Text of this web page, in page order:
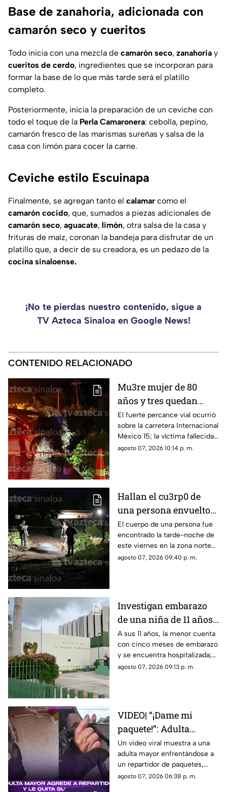
Base de zanahoria, adicionada con
camarón seco y cueritos
Todo inicia con una mezcla de camarón seco, zanahoria y
cueritos de cerdo, ingredientes que se incorporan para
formar la base de lo que más tarde será el platillo
completo.
Posteriormente, inicia la preparación de un ceviche con
todo el toque de la Perla Camaronera: cebolla, pepino,
camarón fresco de las marismas sureñas y salsa de la
casa con limón para cocer la carne.
Ceviche estilo Escuinapa
Finalmente, se agregan tanto el calamar como el
camarón cocido, que, sumados a piezas adicionales de
camarón seco, aguacate, limón, otra salsa de la casa y
frituras de maíz, coronan la bandeja para disfrutar de un
platillo que, a decir de su creadora, es un pedazo de la
cocina sinaloense.
¡No te pierdas nuestro contenido, sigue a
TV Azteca Sinaloa en Google News!
CONTENIDO RELACIONADO
Mu3re mujer de 80
años y tres quedan
h3ridos tras aparatoso
choque en Limón de los
Ramos, Culiacán
El fuerte percance vial ocurrió
sobre la carretera Internacional
México 15; la víctima fallecida
ya fue identificada en el sitio
agosto 07, 2026 10:14 p. m.
Hallan el cu3rp0 de
una persona envuelto
en colchonetas, en Los
Cerritos, Culiacán
El cuerpo de una persona fue
encontrado la tarde-noche de
este viernes en la zona norte
de Culiacán
agosto 07, 2026 09:40 p. m.
Investigan embarazo
de una niña de 11 años;
Nohemí quedó
internada con cinco
meses de gestación
A sus 11 años, la menor cuenta
con cinco meses de embarazo
y se encuentra hospitalizada;
autoridades investigan el caso
agosto 07, 2026 09:13 p. m.
VIDEO| “¡Dame mi
paquete!”: Adulta
mayor agrede a
repartidor y le quita su
celular
Un video viral muestra a una
adulta mayor enfrentándose a
un repartidor de paquetes,
exigiendo su entrega y
agosto 07, 2026 06:38 p. m.